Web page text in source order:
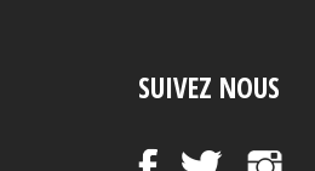
SUIVEZ NOUS